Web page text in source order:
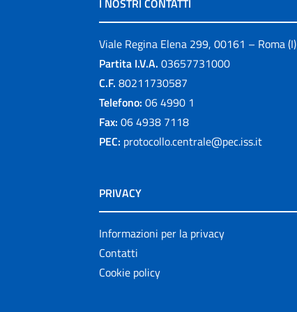
I NOSTRI CONTATTI
Viale Regina Elena 299, 00161 – Roma (I)
Partita I.V.A. 03657731000
C.F. 80211730587
Telefono: 06 4990 1
Fax: 06 4938 7118
PEC: protocollo.centrale@pec.iss.it
PRIVACY
Informazioni per la privacy
Contatti
Cookie policy